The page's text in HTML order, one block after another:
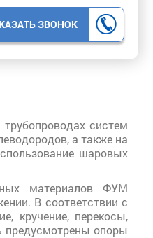
ЗВОНОК
систем
а также на
шаровых
материалов ФУМ
В соответствии с
кручение, перекосы,
предусмотрены опоры